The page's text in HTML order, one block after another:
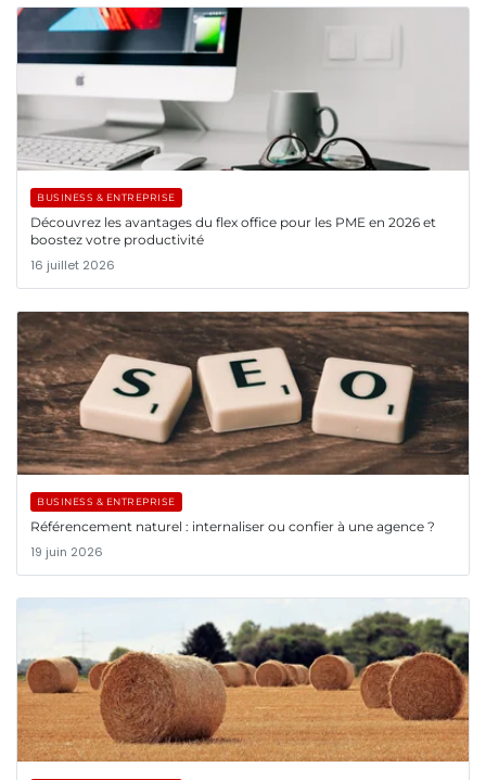
BUSINESS & ENTREPRISE
Découvrez les avantages du flex office pour les PME en 2026 et
boostez votre productivité
16 juillet 2026
BUSINESS & ENTREPRISE
Référencement naturel : internaliser ou confier à une agence ?
19 juin 2026